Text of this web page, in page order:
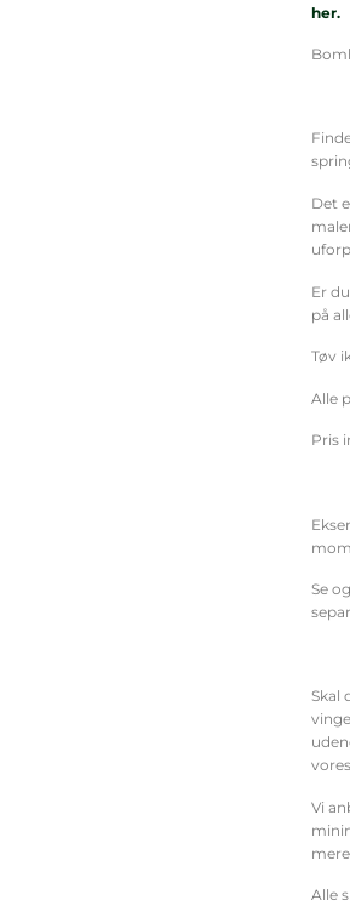
her.
Det
Er
på
Tøv
Alle
Pris
Se
Skal
vores
Vi
Alle